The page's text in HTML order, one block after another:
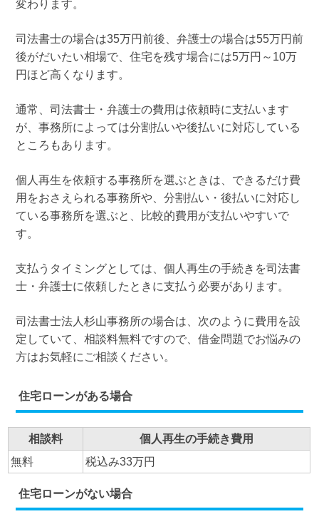
変わります。
司法書士の場合は35万円前後、弁護士の場合は55万円前
後がだいたい相場で、住宅を残す場合には5万円～10万
円ほど高くなります。
通常、司法書士・弁護士の費用は依頼時に支払います
が、事務所によっては分割払いや後払いに対応している
ところもあります。
個人再生を依頼する事務所を選ぶときは、できるだけ費
用をおさえられる事務所や、分割払い・後払いに対応し
ている事務所を選ぶと、比較的費用が支払いやすいで
す。
支払うタイミングとしては、個人再生の手続きを司法書
士・弁護士に依頼したときに支払う必要があります。
司法書士法人杉山事務所の場合は、次のように費用を設
定していて、相談料無料ですので、借金問題でお悩みの
方はお気軽にご相談ください。
住宅ローンがある場合
相談料
個人再生の手続き費用
無料
税込み33万円
住宅ローンがない場合